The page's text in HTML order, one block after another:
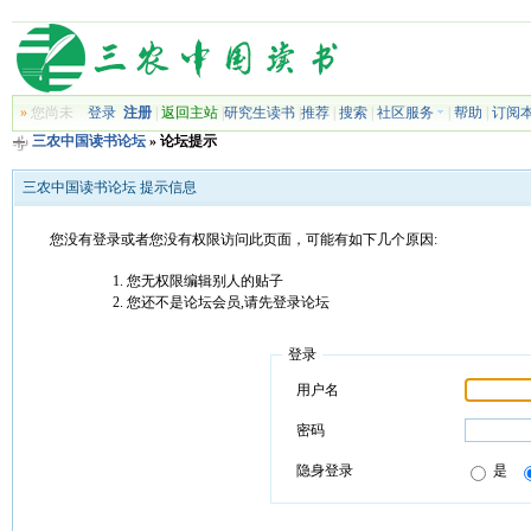
»您尚未 登录 注册| 返回主站| 研究生读书| 推荐| 搜索| 社区服务 帮助
订阅
三农中国读书论坛» 论坛提示
三农中国读书论坛 提示信息
您没有登录或者您没有权限访问此页面，可能有如下几个原因:
您无权限编辑别人的贴子
您还不是论坛会员,请先登录论坛
登录
用户名
密码
隐身登录 是